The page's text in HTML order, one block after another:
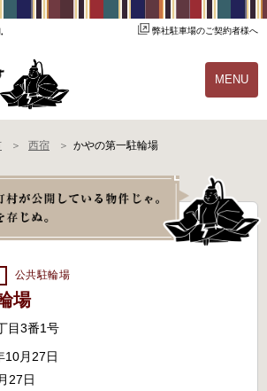
弊社駐車場のご契約者様へ
MENU
ご契約の流れ
駐輪場オーナー様へ
西宿 かやの第一駐輪場
公共駐輪場
場
目3番1号
10月27日
27日